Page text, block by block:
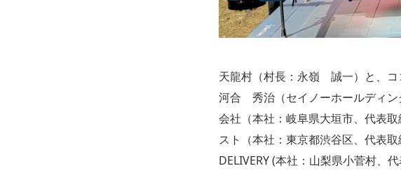
天龍村（村長：永嶺 誠一）と、コ
河合 秀治（セイノーホールディン
会社（本社：岐阜県大垣市、代表
スト（本社：東京都渋谷区、代表
DELIVERY (本社：山梨県小菅村、